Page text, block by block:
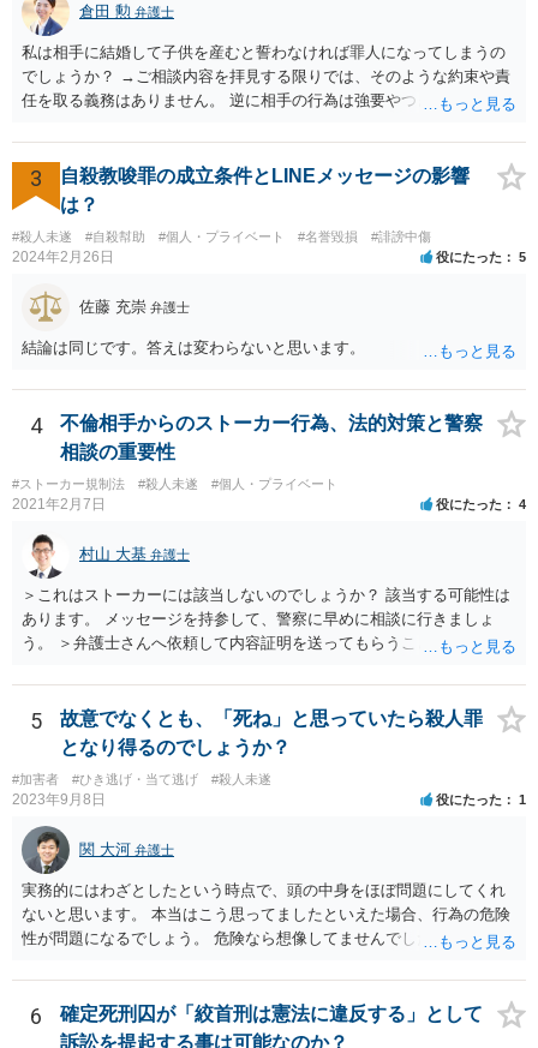
倉田 勲 弁護士
私は相手に結婚して子供を産むと誓わなければ罪人になってしまうの
でしょうか？ →ご相談内容を拝見する限りでは、そのような約束や責
任を取る義務はありません。 逆に相手の行為は強要やつきまとい行為
あなたの側も警察にご相談された方がいいでしょう。
3
自殺教唆罪の成立条件とLINEメッセージの影響
は？
#殺人未遂 #自殺幇助 #個人・プライベート #名誉毀損 #誹謗中傷
2024年2月26日 役にたった 5
佐藤 充崇 弁護士
結論は同じです。答えは変わらないと思います。
4
不倫相手からのストーカー行為、法的対策と警察
相談の重要性
#ストーカー規制法 #殺人未遂 #個人・プライベート
2021年2月7日 役にたった 4
村山 大基 弁護士
＞これはストーカーには該当しないのでしょうか？ 該当する可能性は
あります。 メッセージを持参して、警察に早めに相談に行きましょ
う。 ＞弁護士さんへ依頼して内容証明を送ってもらうことは可能なの
書面を送ったことを証明する」郵便で、 相手の行動を止める、という
意味では通常の手紙同様の警告にしかなりません。 危害に対する心配
もなさっておられますので、弁護士に依頼するかどうかはともかく、
まずは警察に相談に行くのが良いと思います。
5
故意でなくとも、「死ね」と思っていたら殺人罪
となり得るのでしょうか？
#加害者 #ひき逃げ・当て逃げ #殺人未遂
2023年9月8日 役にたった 1
関 大河 弁護士
実務的にはわざとしたという時点で、頭の中身をほぼ問題にしてくれ
ないと思います。 本当はこう思ってましたといえた場合、行為の危険
性が問題になるでしょう。 危険なら想像してませんでしたはなかなか
6
確定死刑囚が「絞首刑は憲法に違反する」として
訴訟を提起する事は可能なのか？